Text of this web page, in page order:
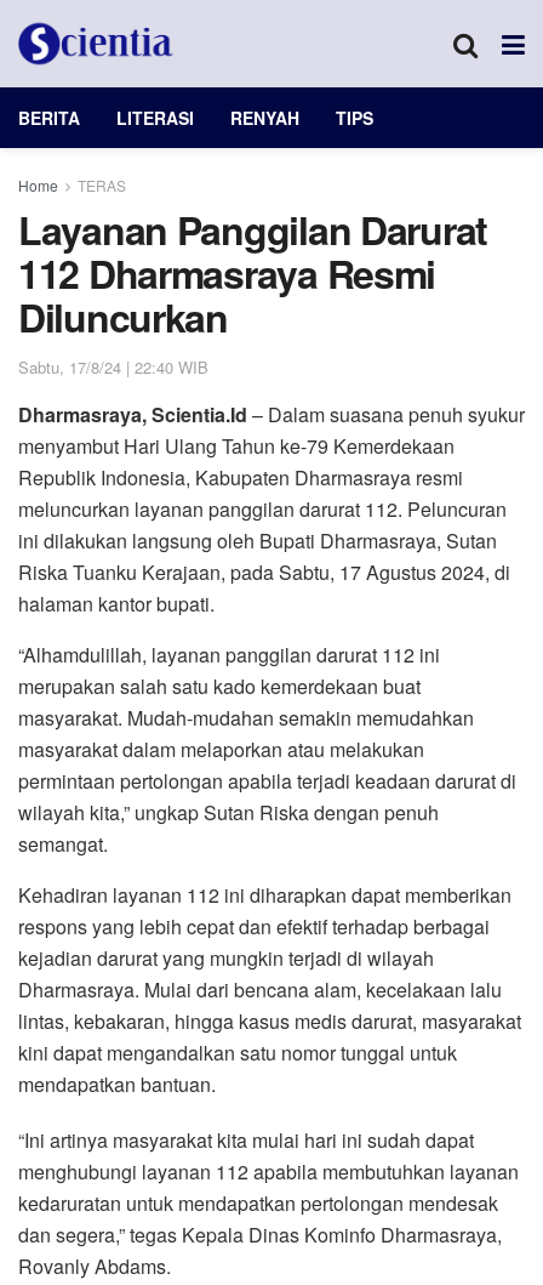
BERITA LITERASI RENYAH TIPS
Home TERAS
Layanan Panggilan Darurat
112 Dharmasraya Resmi
Diluncurkan
Sabtu, 17/8/24 | 22:40 WIB
Dharmasraya, Scientia.Id – Dalam suasana penuh syukur
menyambut Hari Ulang Tahun ke-79 Kemerdekaan
Republik Indonesia, Kabupaten Dharmasraya resmi
meluncurkan layanan panggilan darurat 112. Peluncuran
ini dilakukan langsung oleh Bupati Dharmasraya, Sutan
Riska Tuanku Kerajaan, pada Sabtu, 17 Agustus 2024, di
halaman kantor bupati.
“Alhamdulillah, layanan panggilan darurat 112 ini
merupakan salah satu kado kemerdekaan buat
masyarakat. Mudah-mudahan semakin memudahkan
masyarakat dalam melaporkan atau melakukan
permintaan pertolongan apabila terjadi keadaan darurat di
wilayah kita,” ungkap Sutan Riska dengan penuh
semangat.
Kehadiran layanan 112 ini diharapkan dapat memberikan
respons yang lebih cepat dan efektif terhadap berbagai
kejadian darurat yang mungkin terjadi di wilayah
Dharmasraya. Mulai dari bencana alam, kecelakaan lalu
lintas, kebakaran, hingga kasus medis darurat, masyarakat
kini dapat mengandalkan satu nomor tunggal untuk
mendapatkan bantuan.
“Ini artinya masyarakat kita mulai hari ini sudah dapat
menghubungi layanan 112 apabila membutuhkan layanan
kedaruratan untuk mendapatkan pertolongan mendesak
dan segera,” tegas Kepala Dinas Kominfo Dharmasraya,
Rovanly Abdams.